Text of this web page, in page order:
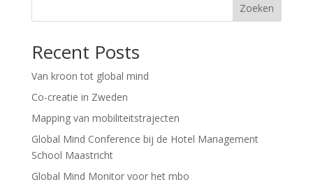
Zoeken
Recent Posts
Van kroon tot global mind
Co-creatie in Zweden
Mapping van mobiliteitstrajecten
Global Mind Conference bij de Hotel Management
School Maastricht
Global Mind Monitor voor het mbo